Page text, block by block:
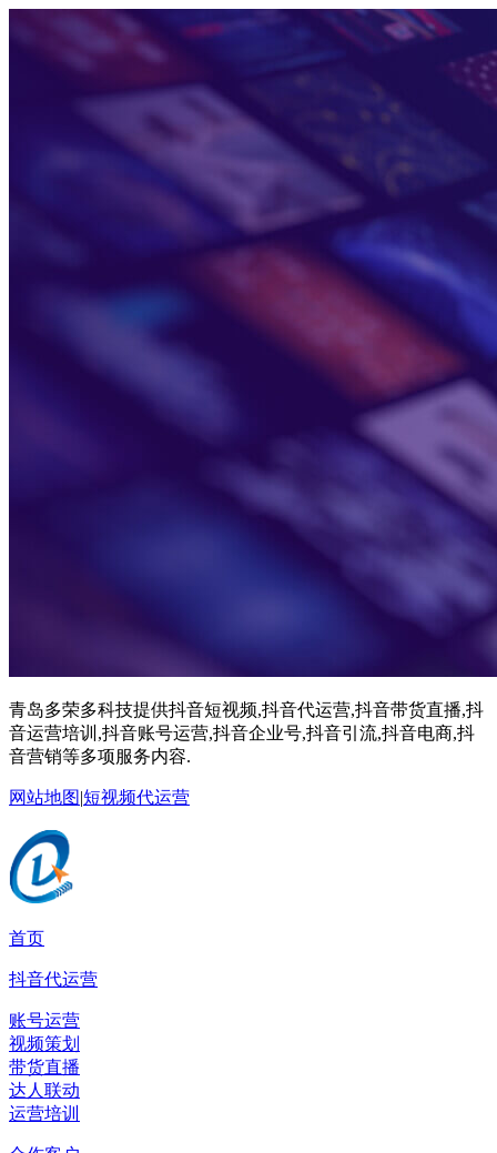
青岛多荣多科技提供抖音短视频,抖音代运营,抖音带货直播,抖
音运营培训,抖音账号运营,抖音企业号,抖音引流,抖音电商,抖
音营销等多项服务内容.
网站地图|短视频代运营
首页
抖音代运营
账号运营
视频策划
带货直播
达人联动
运营培训